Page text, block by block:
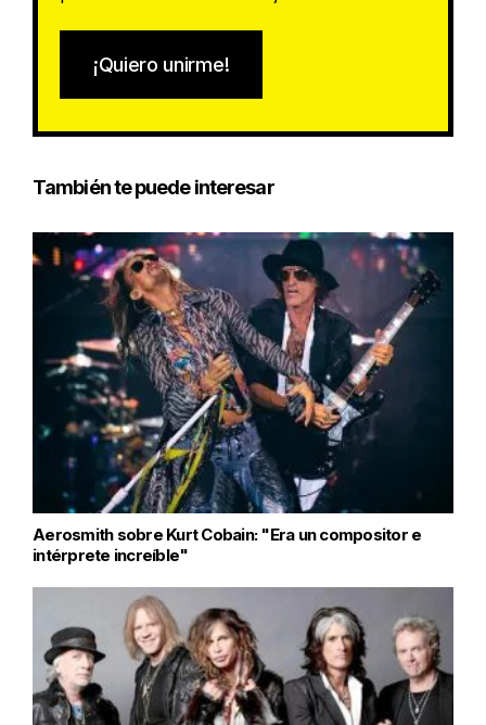
¡Quiero unirme!
También te puede interesar
Aerosmith sobre Kurt Cobain: "Era un compositor e
intérprete increíble"